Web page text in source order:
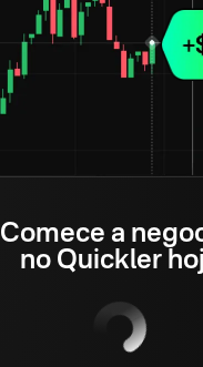
Comece a
no Quickler